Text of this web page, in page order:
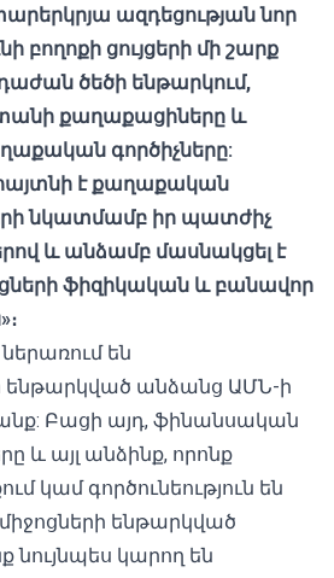
ազդեցության նոր
բողոքի ցույցերի մի շարք
ծեծի ենթարկում,
քաղաքացիները և
գործիչները:
է քաղաքական
նկատմամբ իր պատժիչ
և անձամբ մասնակցել է
ֆիզիկական և բանավոր
են
անձանց ԱՄՆ-ի
Բացի այդ, ֆինանսական
և այլ անձինք, որոնք
կամ գործունեություն են
ենթարկված
կարող են